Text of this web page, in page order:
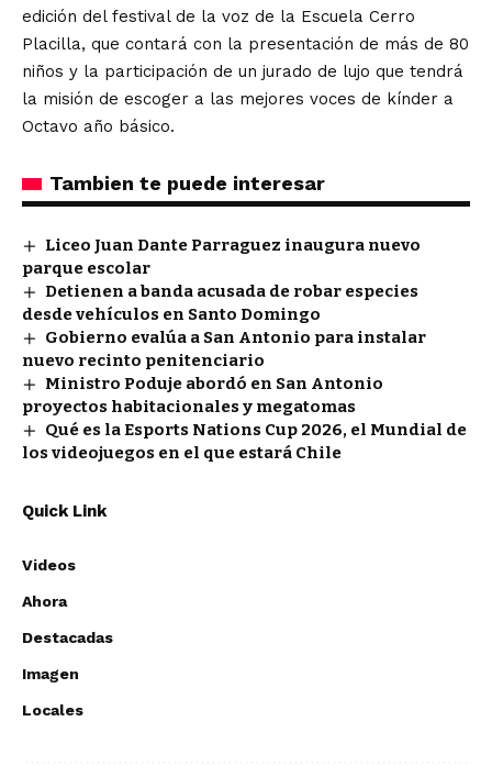
edición del festival de la voz de la Escuela Cerro
Placilla, que contará con la presentación de más de 80
niños y la participación de un jurado de lujo que tendrá
la misión de escoger a las mejores voces de kínder a
Octavo año básico.
Tambien te puede interesar
Liceo Juan Dante Parraguez inaugura nuevo
parque escolar
Detienen a banda acusada de robar especies
desde vehículos en Santo Domingo
Gobierno evalúa a San Antonio para instalar
nuevo recinto penitenciario
Ministro Poduje abordó en San Antonio
proyectos habitacionales y megatomas
Qué es la Esports Nations Cup 2026, el Mundial de
los videojuegos en el que estará Chile
Quick Link
Videos
Ahora
Destacadas
Imagen
Locales